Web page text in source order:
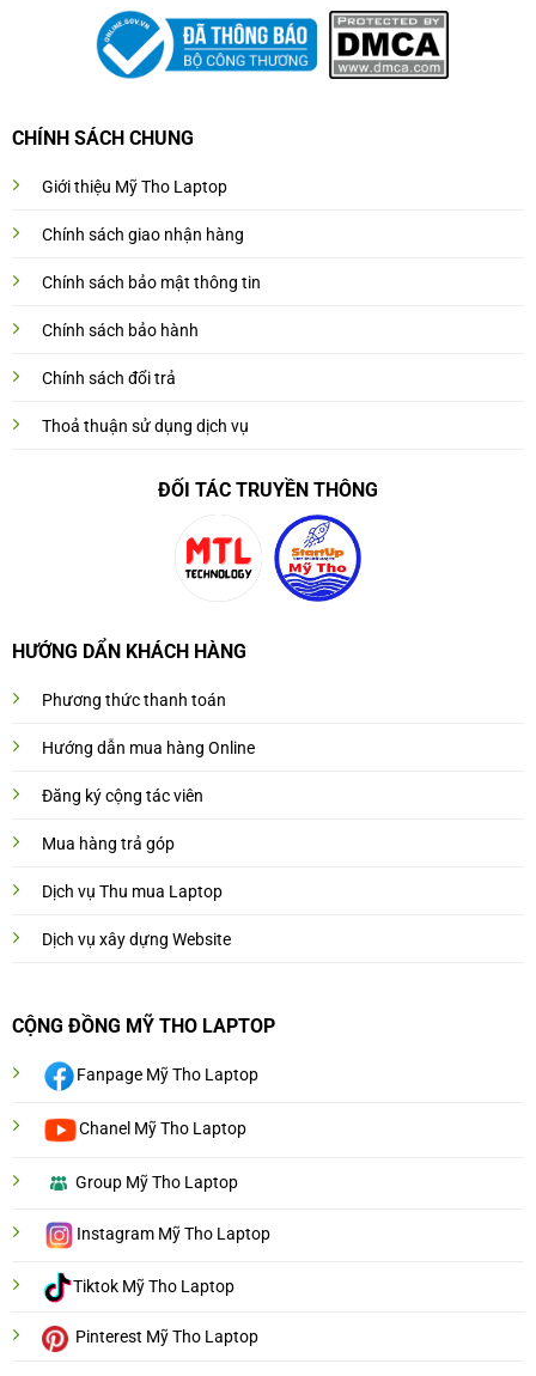
CHÍNH SÁCH CHUNG
Giới thiệu Mỹ Tho Laptop
Chính sách giao nhận hàng
Chính sách bảo mật thông tin
Chính sách bảo hành
Chính sách đổi trả
Thoả thuận sử dụng dịch vụ
ĐỐI TÁC TRUYỀN THÔNG
HƯỚNG DẨN KHÁCH HÀNG
Phương thức thanh toán
Hướng dẫn mua hàng Online
Đăng ký cộng tác viên
Mua hàng trả góp
Dịch vụ Thu mua Laptop
Dịch vụ xây dựng Website
CỘNG ĐỒNG MỸ THO LAPTOP
Fanpage Mỹ Tho Laptop
Chanel Mỹ Tho Laptop
Group Mỹ Tho Laptop
Instagram Mỹ Tho Laptop
Tiktok Mỹ Tho Laptop
Pinterest Mỹ Tho Laptop